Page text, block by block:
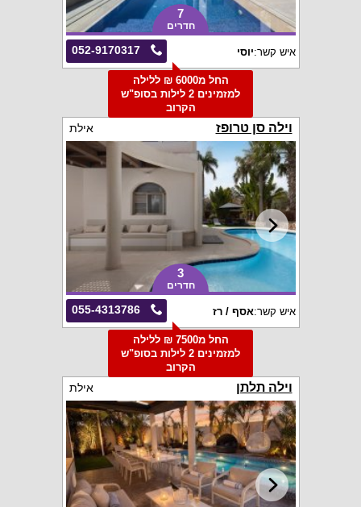
7
חדרים
052-9170317 איש קשר:יוסי
החל מ6000 ₪ ללילה
למזמינים 2 לילות בסופ"ש
הקרוב
וילה סן טרופז אילת
3
חדרים
055-4313786 איש קשר:אסף / רז
החל מ7500 ₪ ללילה
למזמינים 2 לילות בסופ"ש
הקרוב
וילה תלתן אילת